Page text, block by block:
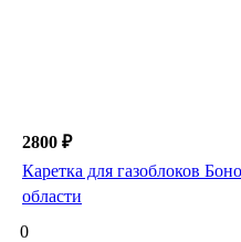
2800 ₽
Каретка для газоблоков
области
0